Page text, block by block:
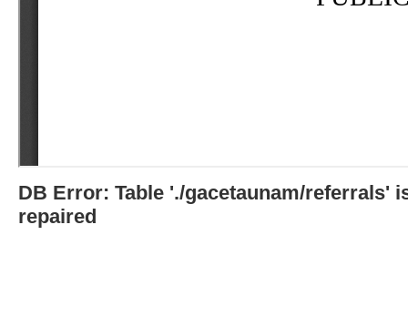
DB Error: Table './gacetaunam/referrals'
repaired